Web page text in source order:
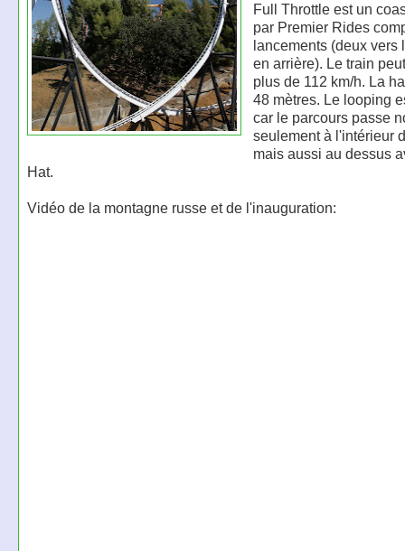
Full Throttle est un
par Premier Rides
lancements (deux vers
en arrière). Le train
plus de 112 km/h. La
48 mètres. Le looping
car le parcours passe
seulement à l'intérieur
mais aussi au dessus
Hat.
Vidéo de la montagne russe et de l'inauguration: